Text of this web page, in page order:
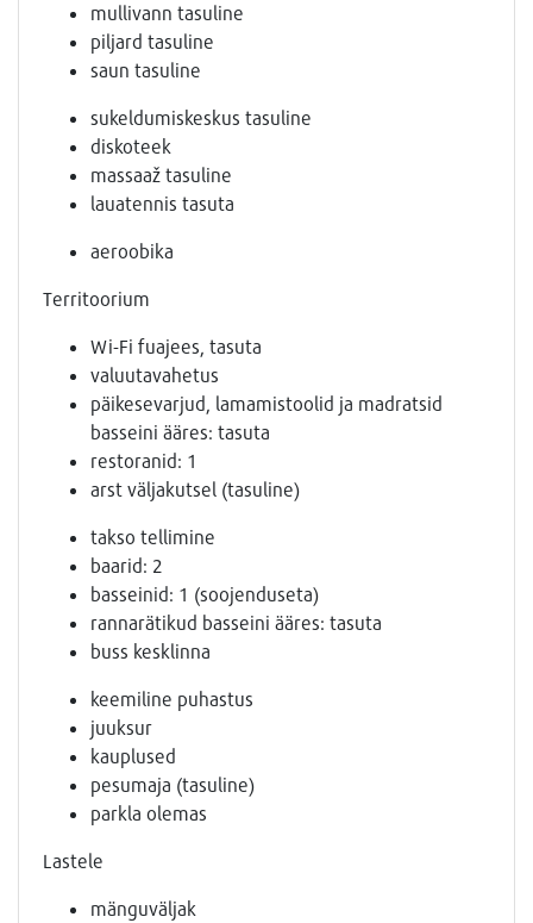
mullivann tasuline
piljard tasuline
saun tasuline
sukeldumiskeskus tasuline
diskoteek
massaaž tasuline
lauatennis tasuta
aeroobika
Territoorium
Wi-Fi fuajees, tasuta
valuutavahetus
päikesevarjud, lamamistoolid ja madratsid
basseini ääres: tasuta
restoranid: 1
arst väljakutsel (tasuline)
takso tellimine
baarid: 2
basseinid: 1 (soojenduseta)
rannarätikud basseini ääres: tasuta
buss kesklinna
keemiline puhastus
juuksur
kauplused
pesumaja (tasuline)
parkla olemas
Lastele
mänguväljak